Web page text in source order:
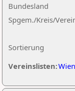
Sortierung
Bundesland
Spgem./Kreis/
Vereinslisten:Wien